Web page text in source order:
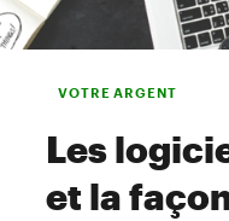
VOTRE ARGENT
Les
et la